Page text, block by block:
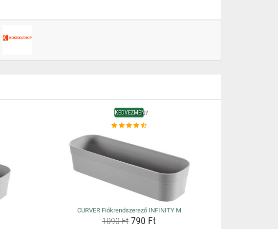
KEDVEZMÉNY
CURVER Fiókrendszerező INFINITY M
1090 Ft 790 Ft